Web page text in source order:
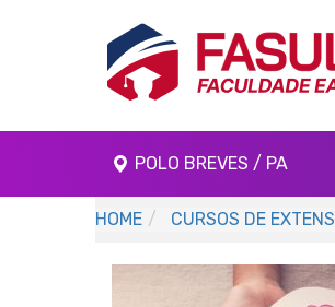
POLO BREVES / PA
HOME CURSOS DE